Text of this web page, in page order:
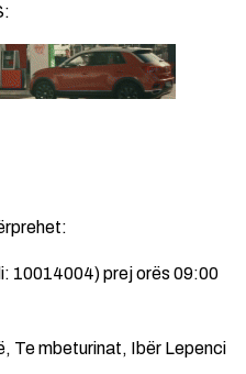
10014004) prej orës 09:00
Te mbeturinat, Ibër Lepenci